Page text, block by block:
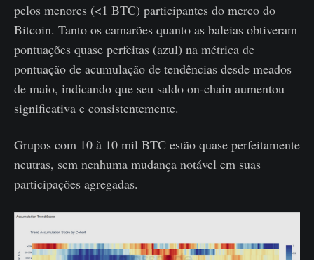
pelos menores (<1 BTC) participantes do merco do
Bitcoin. Tanto os camarões quanto as baleias obtiveram
pontuações quase perfeitas (azul) na métrica de
pontuação de acumulação de tendências desde meados
de maio, indicando que seu saldo on-chain aumentou
significativa e consistentemente.
Grupos com 10 à 10 mil BTC estão quase perfeitamente
neutras, sem nenhuma mudança notável em suas
participações agregadas.